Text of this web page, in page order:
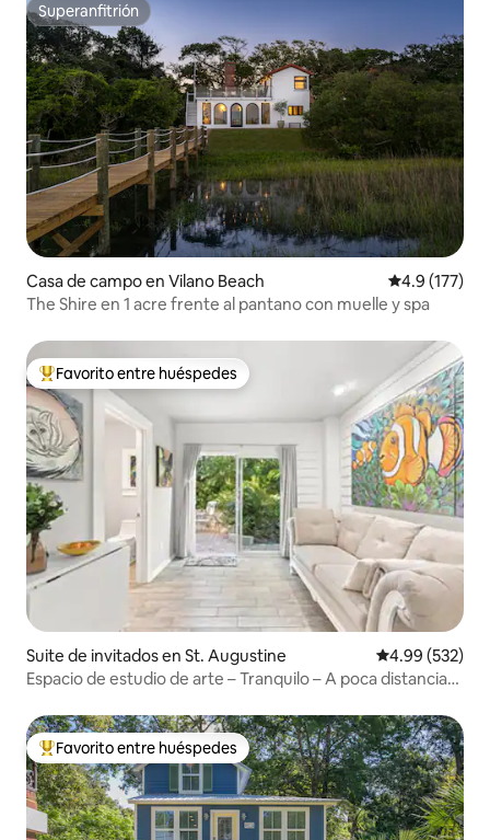
Superanfitrión
Superanfitrión
Casa de campo en Vilano Beach Calificación
4.9 (177)
The Shire en 1 acre frente al pantano con muelle y spa
Favorito entre huéspedes preferido
Favorito entre huéspedes
Suite de invitados en St. Augustine Calificación
4.99 (532)
Espacio de estudio de arte – Tranquilo – A poca distancia
Favorito entre huéspedes preferido
Favorito entre huéspedes